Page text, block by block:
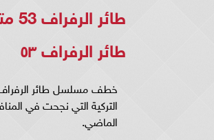
طائر الرفراف 53 مترجمة
طائر الرفراف ٥٣
الماضي.